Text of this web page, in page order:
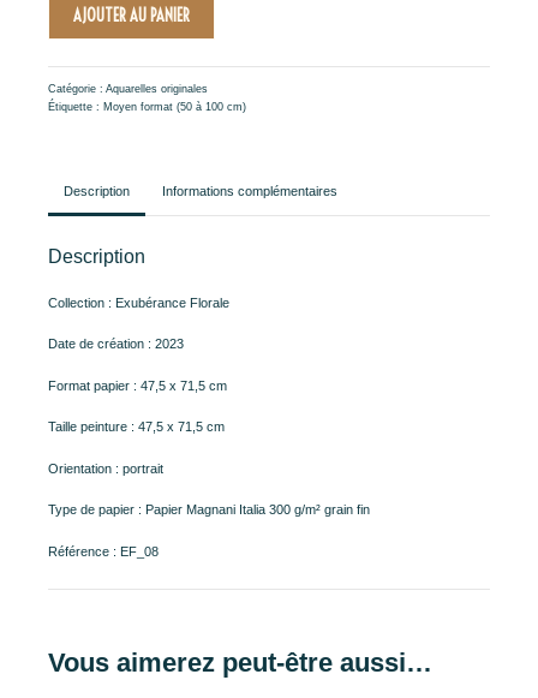
Sakura
doré
AJOUTER AU PANIER
Catégorie : Aquarelles originales
Étiquette : Moyen format (50 à 100 cm)
Description Informations complémentaires
Description
Collection : Exubérance Florale
Date de création : 2023
Format papier : 47,5 x 71,5 cm
Taille peinture : 47,5 x 71,5 cm
Orientation : portrait
Type de papier : Papier Magnani Italia 300 g/m² grain fin
Référence : EF_08
Vous aimerez peut-être aussi…